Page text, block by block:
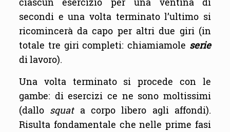
secondi e una volta terminato l’ultimo si
ricomincerà da capo per altri due giri (in
totale tre giri completi: chiamiamole serie
di lavoro).
Una volta terminato si procede con le
gambe: di esercizi ce ne sono moltissimi
(dallo squata corpo libero agli affondi).
Risulta fondamentale che nelle prime fasi